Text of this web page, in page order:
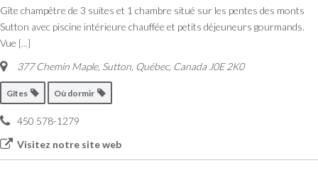
Gîte champêtre de 3 suites et 1 chambre situé sur les pentes des monts
Sutton avec piscine intérieure chauffée et petits déjeuneurs gourmands.
Vue [...]
377 Chemin Maple, Sutton, Québec, Canada J0E 2K0
Gîtes Où dormir
450 578-1279
Visitez notre site web